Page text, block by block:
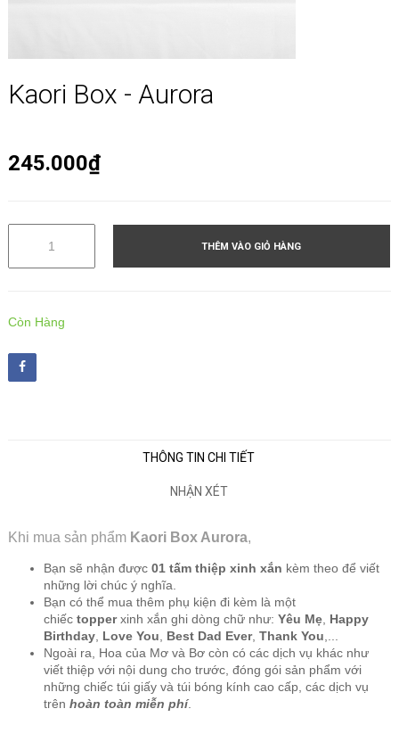
Kaori Box - Aurora
245.000₫
THÊM VÀO GIỎ HÀNG
Còn Hàng
THÔNG TIN CHI TIẾT
NHẬN XÉT
Khi mua sản phẩm Kaori Box Aurora,
Bạn sẽ nhận được 01 tấm thiệp xinh xắn kèm theo để viết
những lời chúc ý nghĩa.
Bạn có thể mua thêm phụ kiện đi kèm là một
chiếc topperxinh xắn ghi dòng chữ như: Yêu Mẹ Happy
Birthday Love You Best Dad Ever, Thank You
Ngoài ra, Hoa của Mơ và Bơ còn có các dịch vụ khác như
viết thiệp với nội dung cho trước, đóng gói sản phẩm với
những chiếc túi giấy và túi bóng kính cao cấp, các dịch vụ
trên hoàn toàn miễn phí.